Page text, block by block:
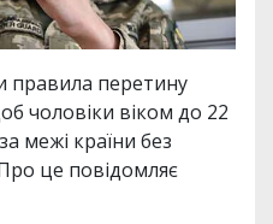
правила перетину
чоловіки віком до 22
межі країни без
це повідомляє